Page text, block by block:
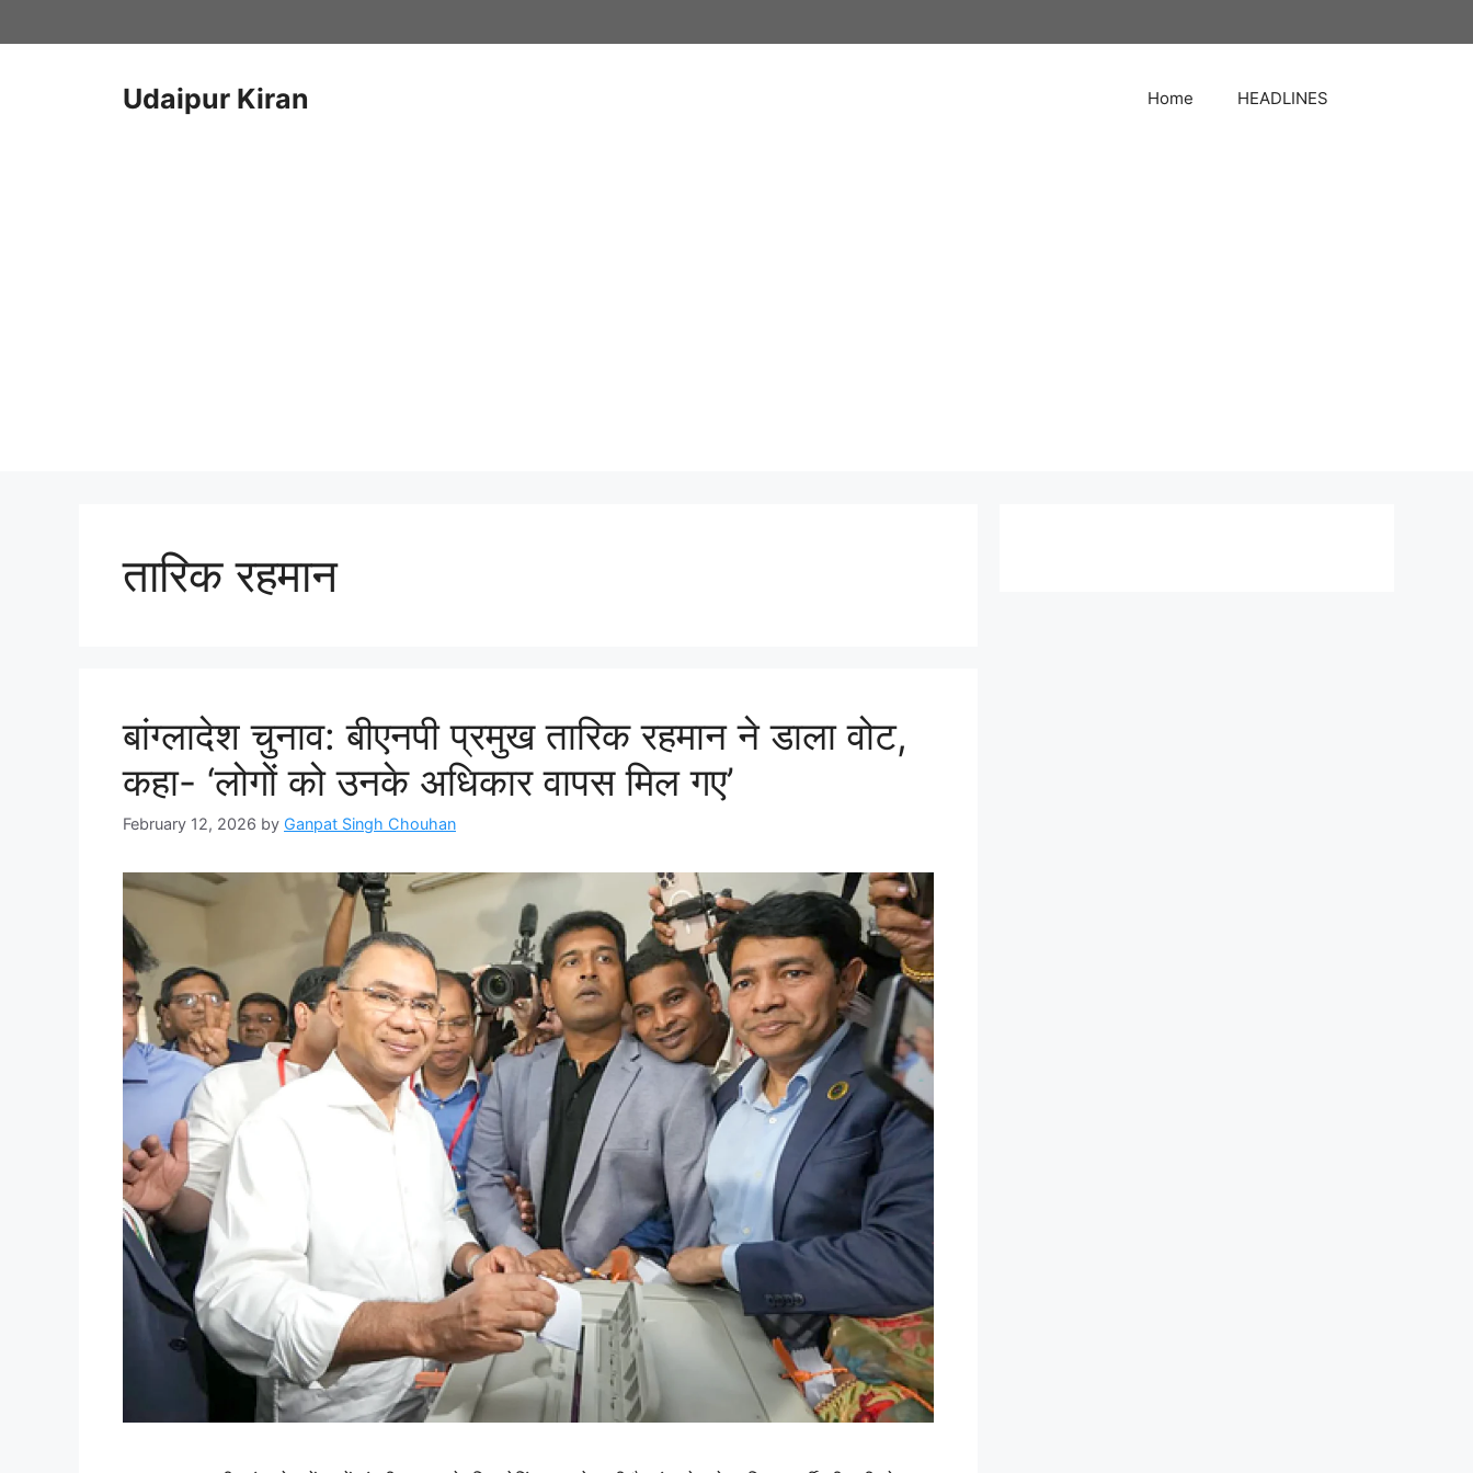
to
Udaipur Kiran Home HEADLINES
तारिक रहमान
बांग्लादेश चुनाव: बीएनपी प्रमुख तारिक रहमान ने डाला वोट,
कहा- ‘लोगों को उनके अधिकार वापस मिल गए’
February 12, 2026 by Ganpat Singh Chouhan